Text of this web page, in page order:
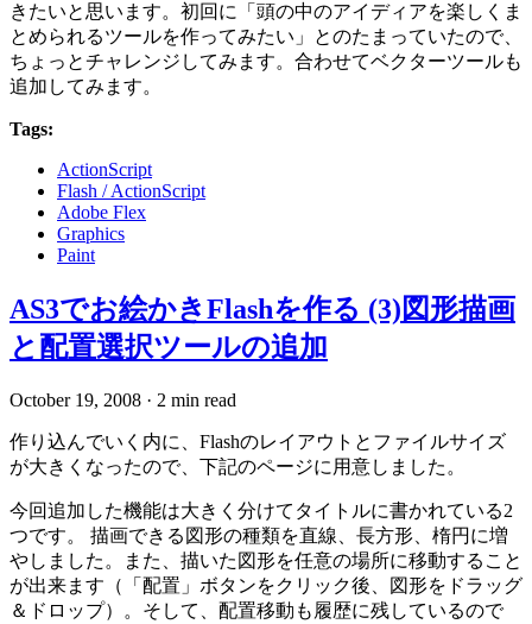
きたいと思います。初回に「頭の中のアイディアを楽しくま
とめられるツールを作ってみたい」とのたまっていたので、
ちょっとチャレンジしてみます。合わせてベクターツールも
追加してみます。
Tags:
ActionScript
Flash / ActionScript
Adobe Flex
Graphics
Paint
AS3でお絵かきFlashを作る (3)図形描画
と配置選択ツールの追加
October 19, 2008 · 2 min read
作り込んでいく内に、Flashのレイアウトとファイルサイズ
が大きくなったので、下記のページに用意しました。
今回追加した機能は大きく分けてタイトルに書かれている2
つです。 描画できる図形の種類を直線、長方形、楕円に増
やしました。また、描いた図形を任意の場所に移動すること
が出来ます（「配置」ボタンをクリック後、図形をドラッグ
＆ドロップ）。そして、配置移動も履歴に残しているので